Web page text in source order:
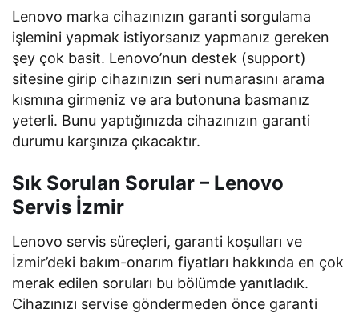
Lenovo marka cihazınızın garanti sorgulama
işlemini yapmak istiyorsanız yapmanız gereken
şey çok basit. Lenovo’nun destek (support)
sitesine girip cihazınızın seri numarasını arama
kısmına girmeniz ve ara butonuna basmanız
yeterli. Bunu yaptığınızda cihazınızın garanti
durumu karşınıza çıkacaktır.
Sık Sorulan Sorular – Lenovo
Servis İzmir
Lenovo servis süreçleri, garanti koşulları ve
İzmir’deki bakım-onarım fiyatları hakkında en çok
merak edilen soruları bu bölümde yanıtladık.
Cihazınızı servise göndermeden önce garanti